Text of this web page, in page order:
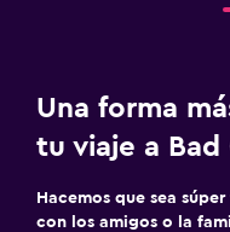
Restaurante
Máquina expendedora
Mesa de comedor
Una forma
tu viaje a Bad
Hacemos que sea
con los amigos o la